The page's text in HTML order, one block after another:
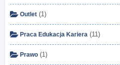
Outlet (1)
Praca Edukacja Kariera (11)
Prawo (1)